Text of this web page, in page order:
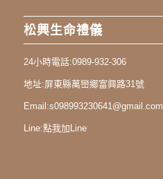
松興生命禮儀
24小時電話:0989-932-306
地址:屏東縣萬巒鄉富興路31號
Email:s098993230641@gmail.com
Line:點我加Line